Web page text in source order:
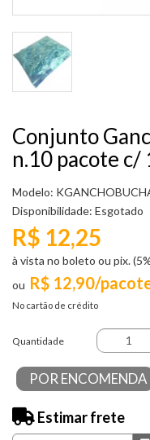
Conjunto
n.10 pacote c/
Modelo:
Disponibilidade: Esgotado
R$ 12,90/
No cartão de crédito
R$ 12,25
à vista no boleto ou pix.
Quantidade
POR ENCOMENDA
Estimar frete